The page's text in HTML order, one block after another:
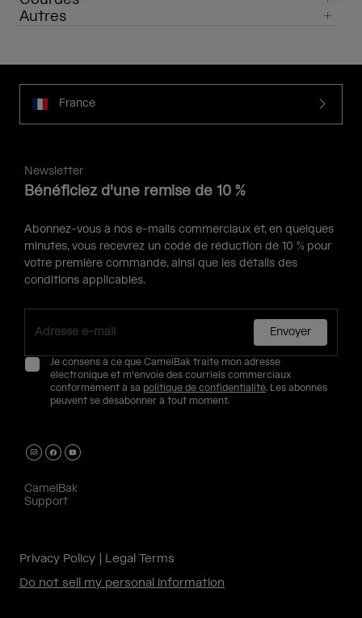
Autres
France
Newsletter
Bénéficiez d'une remise de 10 %
Abonnez-vous à nos e-mails commerciaux et, en quelques
minutes, vous recevrez un code de réduction de 10 % pour
votre première commande, ainsi que les détails des
conditions applicables.
Envoyer
Je consens à ce que CamelBak traite mon adresse
électronique et m'envoie des courriels commerciaux
conformément à sa politique de confidentialité. Les abonnés
peuvent se désabonner à tout moment.
CamelBak
Support
Privacy Policy
Legal Terms
Do not sell my personal information